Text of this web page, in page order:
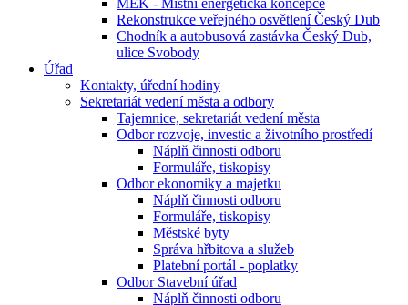
MEK - Místní energetická koncepce
Rekonstrukce veřejného osvětlení Český Dub
Chodník a autobusová zastávka Český Dub,
ulice Svobody
Úřad
Kontakty, úřední hodiny
Sekretariát vedení města a odbory
Tajemnice, sekretariát vedení města
Odbor rozvoje, investic a životního prostředí
Náplň činnosti odboru
Formuláře, tiskopisy
Odbor ekonomiky a majetku
Náplň činnosti odboru
Formuláře, tiskopisy
Městské byty
Správa hřbitova a služeb
Platební portál - poplatky
Odbor Stavební úřad
Náplň činnosti odboru